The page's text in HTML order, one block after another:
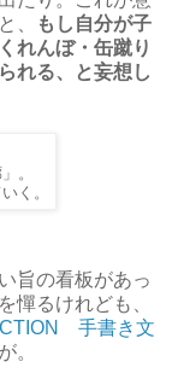
、
もし自分が子
れんぼ・缶蹴り
れる、と妄想し
。
く。
旨の看板があっ
憚るけれども、
手書き文
。